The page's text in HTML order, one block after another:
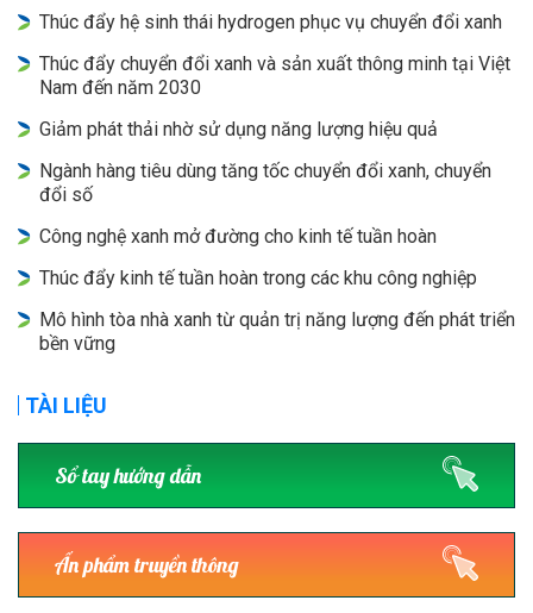
Thúc đẩy hệ sinh thái hydrogen phục vụ chuyển đổi xanh
Thúc đẩy chuyển đổi xanh và sản xuất thông minh tại Việt
Nam đến năm 2030
Giảm phát thải nhờ sử dụng năng lượng hiệu quả
Ngành hàng tiêu dùng tăng tốc chuyển đổi xanh, chuyển
đổi số
Công nghệ xanh mở đường cho kinh tế tuần hoàn
Thúc đẩy kinh tế tuần hoàn trong các khu công nghiệp
Mô hình tòa nhà xanh từ quản trị năng lượng đến phát triển
bền vững
TÀI LIỆU
Sổ tay hướng dẫn
Ấn phẩm truyền thông